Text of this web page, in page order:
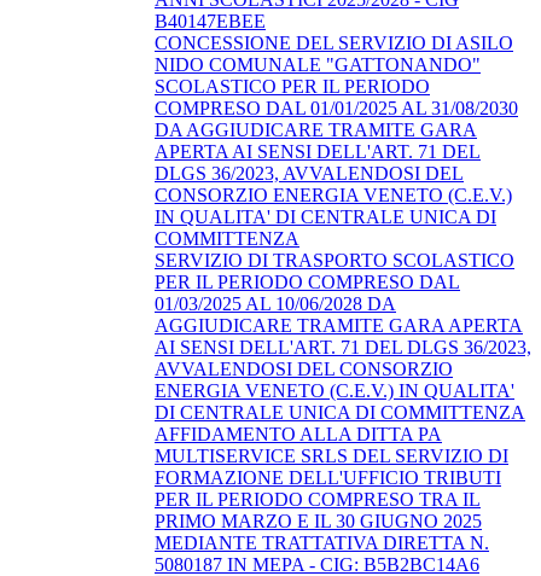
B40147EBEE
CONCESSIONE DEL SERVIZIO DI ASILO
NIDO COMUNALE "GATTONANDO"
SCOLASTICO PER IL PERIODO
COMPRESO DAL 01/01/2025 AL 31/08/2030
DA AGGIUDICARE TRAMITE GARA
APERTA AI SENSI DELL'ART. 71 DEL
DLGS 36/2023, AVVALENDOSI DEL
CONSORZIO ENERGIA VENETO (C.E.V.)
IN QUALITA' DI CENTRALE UNICA DI
COMMITTENZA
SERVIZIO DI TRASPORTO SCOLASTICO
PER IL PERIODO COMPRESO DAL
01/03/2025 AL 10/06/2028 DA
AGGIUDICARE TRAMITE GARA APERTA
AI SENSI DELL'ART. 71 DEL DLGS 36/2023,
AVVALENDOSI DEL CONSORZIO
ENERGIA VENETO (C.E.V.) IN QUALITA'
DI CENTRALE UNICA DI COMMITTENZA
AFFIDAMENTO ALLA DITTA PA
MULTISERVICE SRLS DEL SERVIZIO DI
FORMAZIONE DELL'UFFICIO TRIBUTI
PER IL PERIODO COMPRESO TRA IL
PRIMO MARZO E IL 30 GIUGNO 2025
MEDIANTE TRATTATIVA DIRETTA N.
5080187 IN MEPA - CIG: B5B2BC14A6